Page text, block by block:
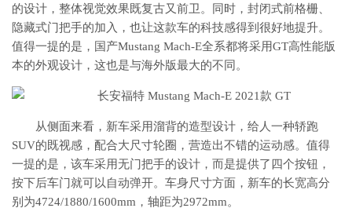
的设计，整体视觉效果既复古又前卫。同时，封闭式前格栅、
隐藏式门把手的加入，也让这款车的科技感得到很好地提升。
值得一提的是，国产Mustang Mach-E全系都将采用GT高性能版
本的外观设计，这也是与海外版最大的不同。
从侧面来看，新车采用溜背的造型设计，给人一种轿跑
SUV的既视感，配合大尺寸轮圈，营造出不错的运动感。值得
一提的是，该车采用无门把手的设计，而是提供了四个按钮，
按下后车门就可以自动弹开。车身尺寸方面，新车的长宽高分
别为4724/1880/1600mm，轴距为2972mm。